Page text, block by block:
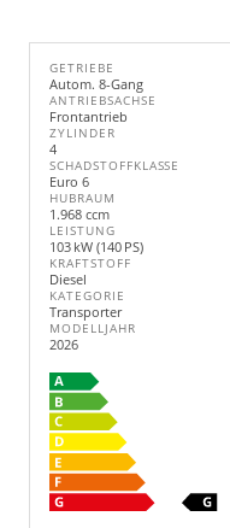
GETRIEBE
Autom. 8-Gang
ANTRIEBSACHSE
Frontantrieb
ZYLINDER
4
SCHADSTOFFKLASSE
Euro 6
HUBRAUM
1.968 ccm
LEISTUNG
103 kW (140 PS)
KRAFTSTOFF
Diesel
KATEGORIE
Transporter
MODELLJAHR
2026